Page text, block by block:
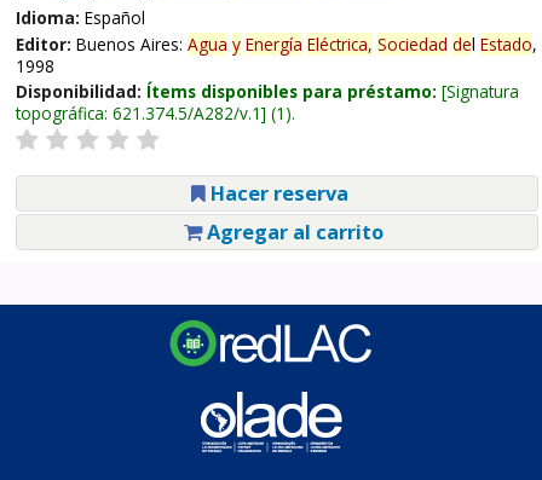
Idioma: Español
Editor: Buenos Aires: Agua y Energía Eléctrica, Sociedad del Estado,
1998
Disponibilidad: Ítems disponibles para préstamo: Signatura
topográfica: 621.374.5/A282/v.1 (1).
Hacer reserva
Agregar al carrito